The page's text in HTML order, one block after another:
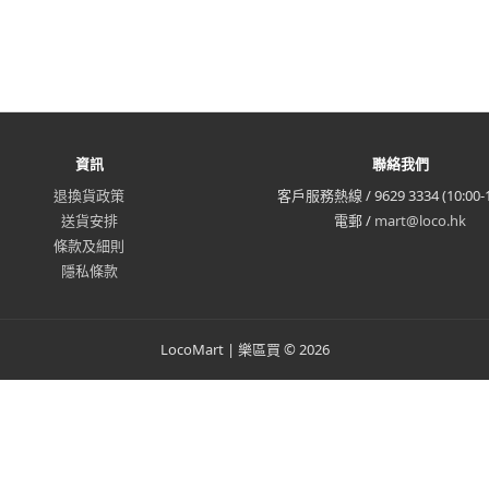
資訊
退換貨政策
送貨安排
條款及細則
隱私條款
聯絡我們
客戶服務熱線 / 9629 3334 (10:00-
電郵 / mart@loco.hk
LocoMart | 樂區買 © 2026